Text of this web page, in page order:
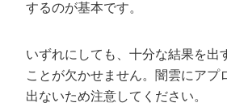
するのが基本です。
いずれにしても、十分な結果を出
ことが欠かせません。闇雲にアプ
出ないため注意してください。